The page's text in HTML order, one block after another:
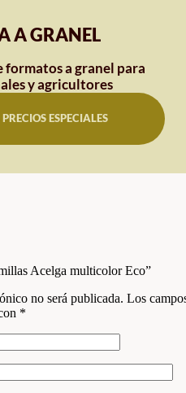
A GRANEL
formatos a granel para
y agricultores
ESPECIALES
Acelga multicolor Eco”
no será publicada. Los
*